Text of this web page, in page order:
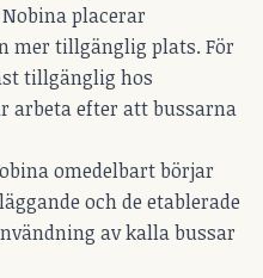
placerar
mer tillgänglig plats. För
tillgänglig hos
arbeta efter att bussarna
omedelbart börjar
och de etablerade
av kalla bussar